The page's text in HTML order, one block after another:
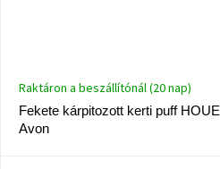
Fekete kárpitozott kerti puff HOUE
Avon
Raktáron a beszállítónál (20 nap)